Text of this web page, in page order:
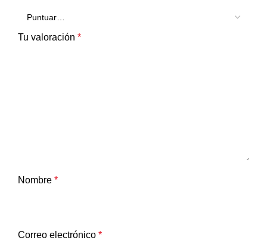
Tu valoración *
Nombre *
Correo electrónico *